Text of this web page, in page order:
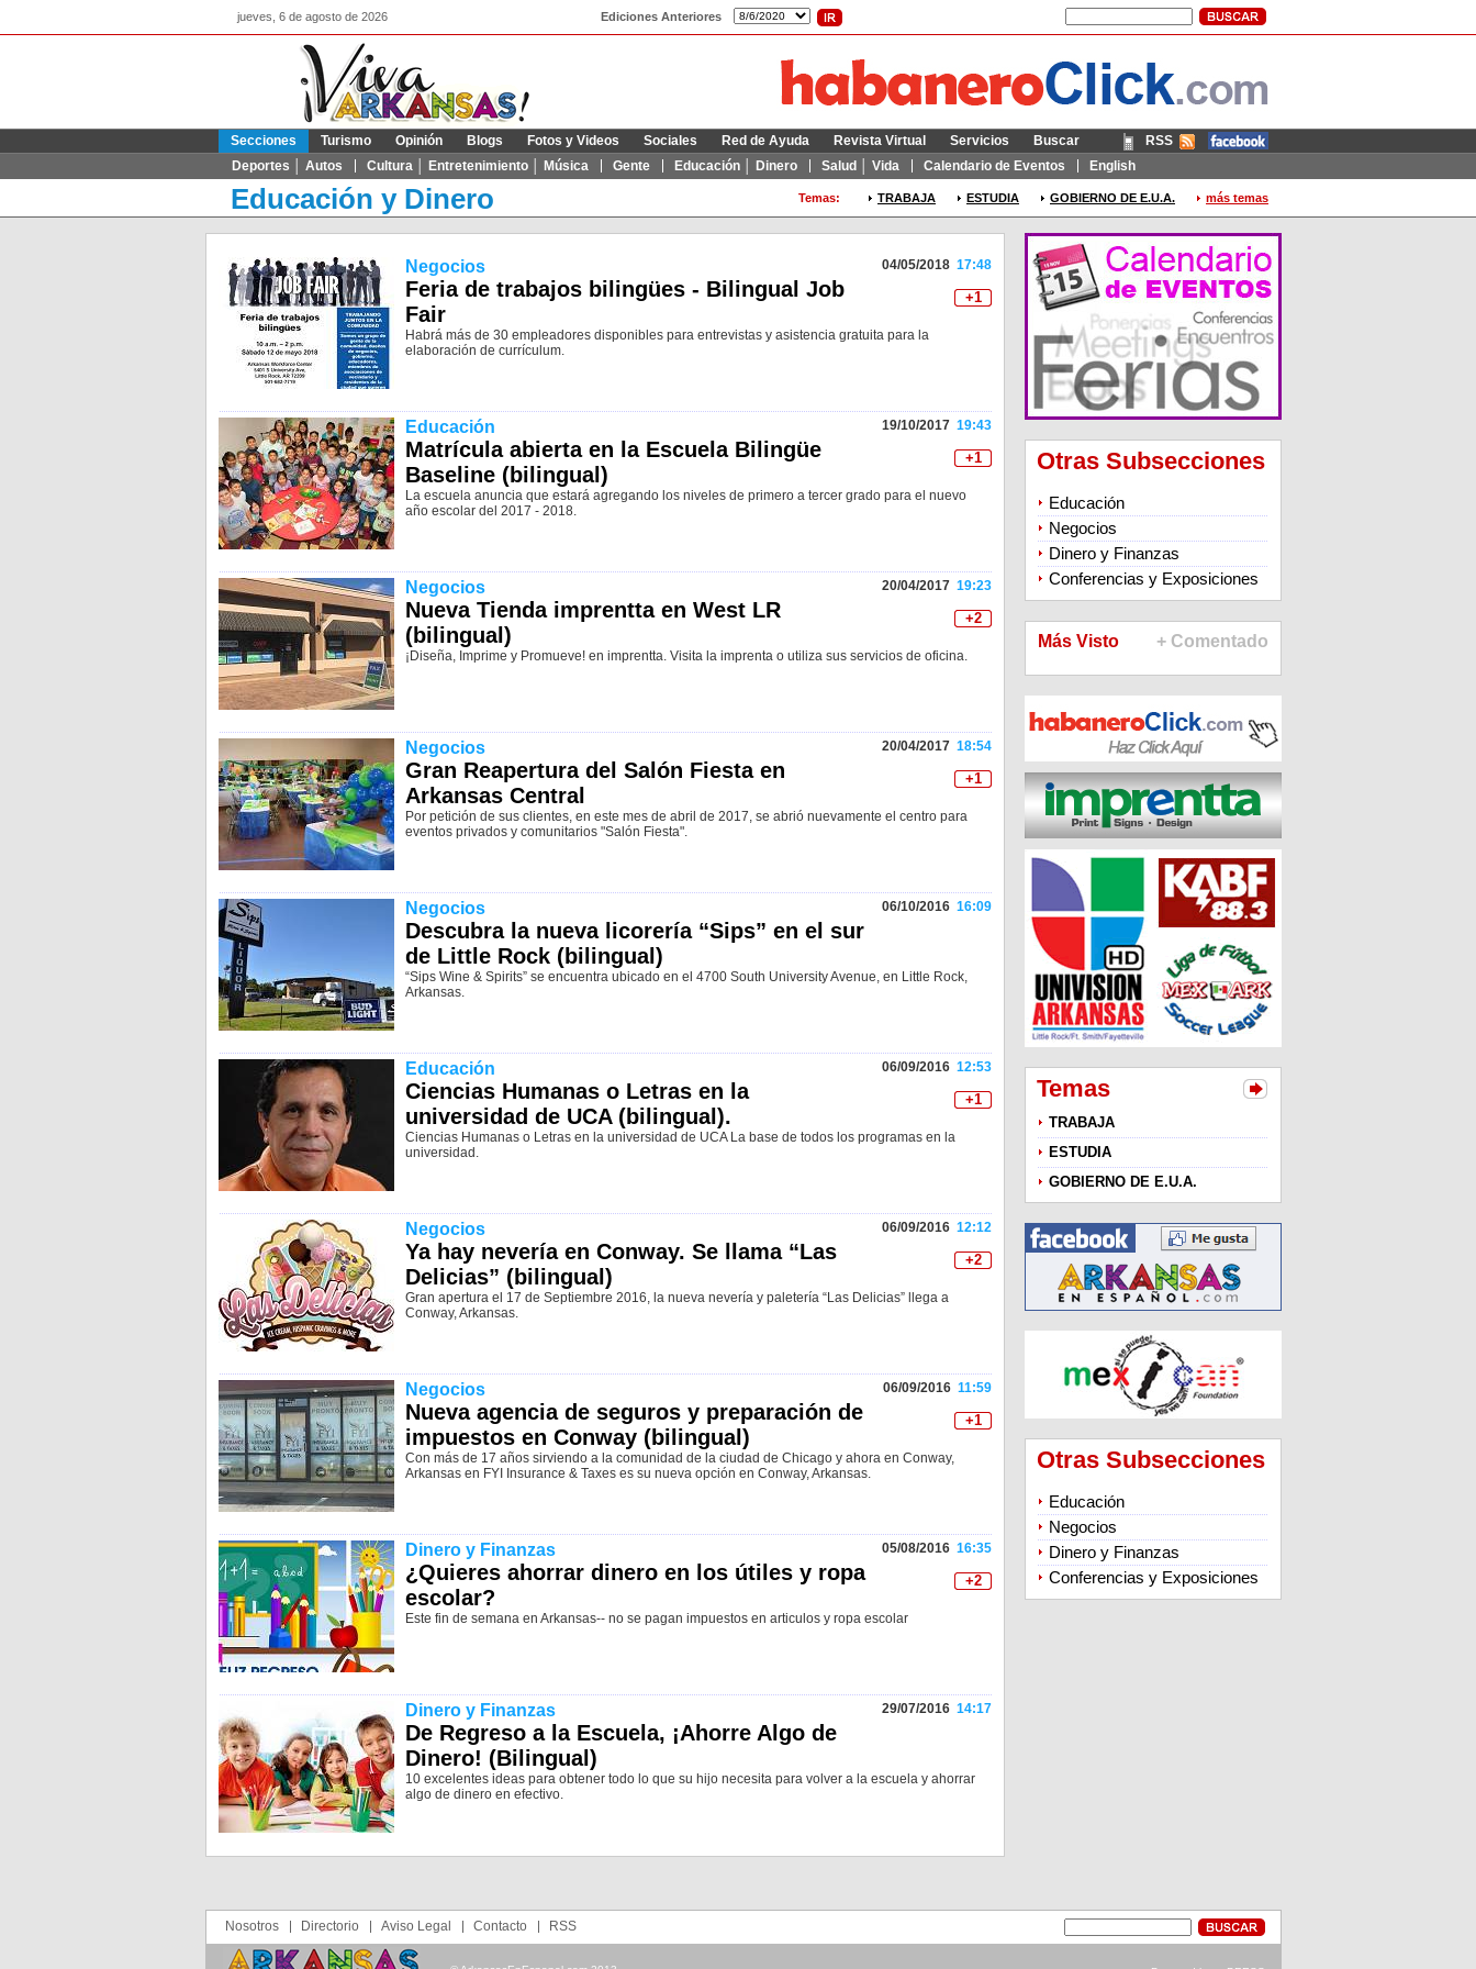
jueves, 6 de agosto de 2026 Ediciones Anteriores
Secciones
Deportes │ Autos
Cultura │ Entretenimiento │ Música Gente Educación │ Dinero Salud │ Vida Calendario de Eventos English
Turismo Opinión Blogs Fotos y Videos Sociales Red de Ayuda Revista Virtual Servicios Buscar
RSS
Móvil
Educación y Dinero Temas: TRABAJA ESTUDIA GOBIERNO DE E.U.A. más temas
Negocios 04/05/2018 17:48
+1
Feria de trabajos bilingües - Bilingual Job
Fair
Habrá más de 30 empleadores disponibles para entrevistas y asistencia gratuita para la
elaboración de currículum.
Educación 19/10/2017 19:43
+1
Matrícula abierta en la Escuela Bilingüe
Baseline (bilingual)
La escuela anuncia que estará agregando los niveles de primero a tercer grado para el nuevo
año escolar del 2017 - 2018.
Negocios 20/04/2017 19:23
+2
Nueva Tienda imprentta en West LR
(bilingual)
¡Diseña, Imprime y Promueve! en imprentta. Visita la imprenta o utiliza sus servicios de oficina.
Negocios 20/04/2017 18:54
+1
Gran Reapertura del Salón Fiesta en
Arkansas Central
Por petición de sus clientes, en este mes de abril de 2017, se abrió nuevamente el centro para
eventos privados y comunitarios "Salón Fiesta".
Negocios 06/10/2016 16:09
Descubra la nueva licorería “Sips” en el sur
de Little Rock (bilingual)
“Sips Wine & Spirits” se encuentra ubicado en el 4700 South University Avenue, en Little Rock,
Arkansas.
Educación 06/09/2016 12:53
+1
Ciencias Humanas o Letras en la
universidad de UCA (bilingual).
Ciencias Humanas o Letras en la universidad de UCA La base de todos los programas en la
universidad.
Negocios 06/09/2016 12:12
+2
Ya hay nevería en Conway. Se llama “Las
Delicias” (bilingual)
Gran apertura el 17 de Septiembre 2016, la nueva nevería y paletería “Las Delicias” llega a
Conway, Arkansas.
Negocios 06/09/2016 11:59
+1
Nueva agencia de seguros y preparación de
impuestos en Conway (bilingual)
Con más de 17 años sirviendo a la comunidad de la ciudad de Chicago y ahora en Conway,
Arkansas en FYI Insurance & Taxes es su nueva opción en Conway, Arkansas.
Dinero y Finanzas 05/08/2016 16:35
+2
¿Quieres ahorrar dinero en los útiles y ropa
escolar?
Este fin de semana en Arkansas-- no se pagan impuestos en articulos y ropa escolar
Dinero y Finanzas 29/07/2016 14:17
De Regreso a la Escuela, ¡Ahorre Algo de
Dinero! (Bilingual)
10 excelentes ideas para obtener todo lo que su hijo necesita para volver a la escuela y ahorrar
algo de dinero en efectivo.
Otras Subsecciones
Educación
Negocios
Dinero y Finanzas
Conferencias y Exposiciones
Más Visto + Comentado
Temas
TRABAJA
ESTUDIA
GOBIERNO DE E.U.A.
Otras Subsecciones
Educación
Negocios
Dinero y Finanzas
Conferencias y Exposiciones
Nosotros Directorio Aviso Legal Contacto RSS